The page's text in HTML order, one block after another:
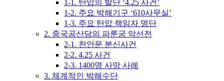
1-1. 탄압의 발단 ‘4.25 사건’
1-2. 주요 박해기구 ‘610사무실’
1-3. 주요 탄압 책임자 명단
2. 중국공산당의 파룬궁 악선전
2-1. 천안문 분신사건
2-2. 4.25 사건
2-3. 1400명 사망 사례
3. 체계적인 박해수단